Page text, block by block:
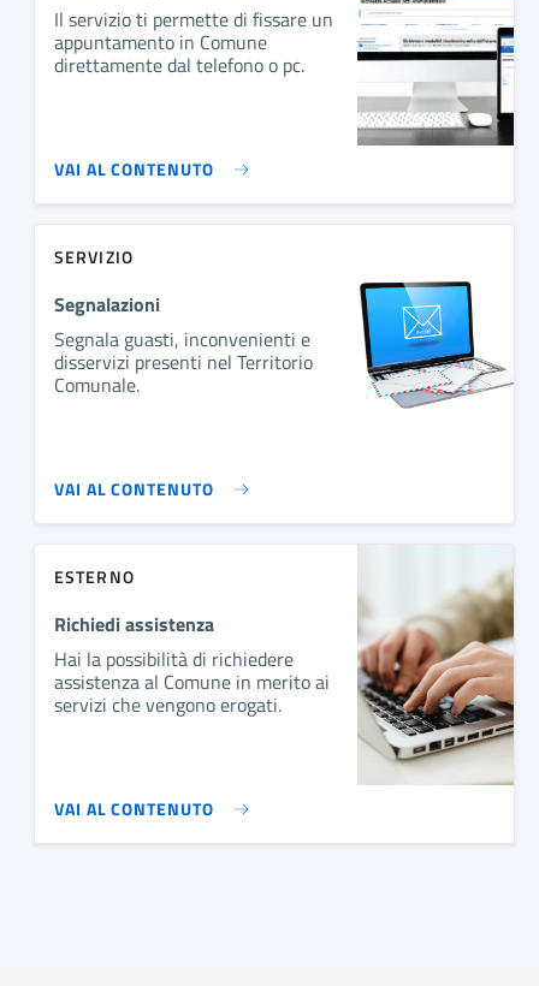
Il servizio ti permette di fissare un
appuntamento in Comune
direttamente dal telefono o pc.
VAI AL CONTENUTO
SERVIZIO
Segnalazioni
Segnala guasti, inconvenienti e
disservizi presenti nel Territorio
Comunale.
VAI AL CONTENUTO
ESTERNO
Richiedi assistenza
Hai la possibilità di richiedere
assistenza al Comune in merito ai
servizi che vengono erogati.
VAI AL CONTENUTO